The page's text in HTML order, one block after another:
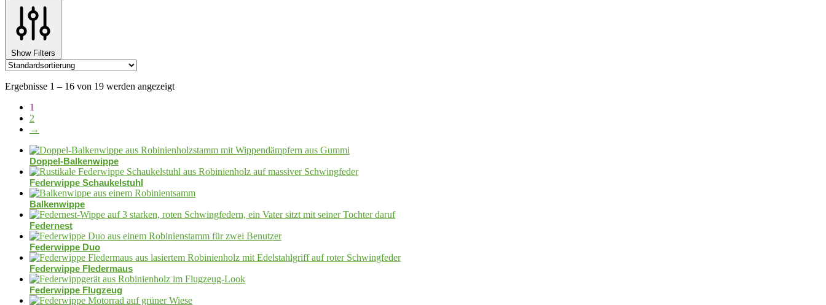
Show Filters
Ergebnisse 1 – 16 von 19 werden angezeigt
1
2
→
Doppel-Balkenwippe
Federwippe Schaukelstuhl
Balkenwippe
Federnest
Federwippe Duo
Federwippe Fledermaus
Federwippe Flugzeug